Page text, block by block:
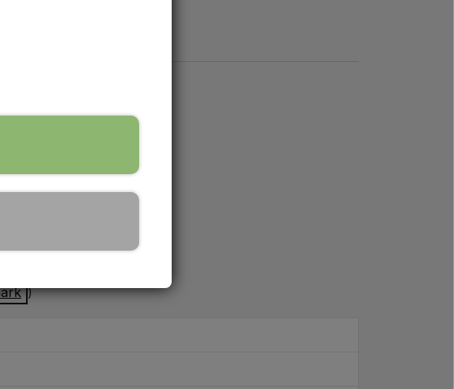
)
rätta reservdelarna till din traktor. Vardagar mellan